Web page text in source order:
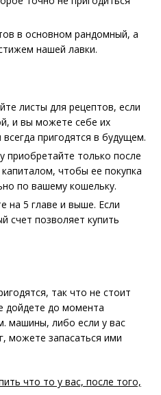
в основном рандомный, а
нашей лавки.
листы для рецептов, если
и вы можете себе их
пригодятся в будущем.
приобретайте только после
чтобы ее покупка
по вашему кошельку.
на 5 главе и выше. Если
счет позволяет купить
так что не стоит
дойдете до момента
машины, либо если у вас
можете запасаться ими
что то у вас, после того,